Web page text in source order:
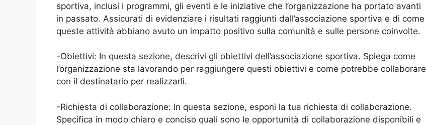
sportiva, inclusi i programmi, gli eventi e le iniziative che l’organizzazione ha portato avanti
in passato. Assicurati di evidenziare i risultati raggiunti dall’associazione sportiva e di come
queste attività abbiano avuto un impatto positivo sulla comunità e sulle persone coinvolte.
-Obiettivi: In questa sezione, descrivi gli obiettivi dell’associazione sportiva. Spiega come
l’organizzazione sta lavorando per raggiungere questi obiettivi e come potrebbe collaborare
con il destinatario per realizzarli.
-Richiesta di collaborazione: In questa sezione, esponi la tua richiesta di collaborazione.
Specifica in modo chiaro e conciso quali sono le opportunità di collaborazione disponibili e